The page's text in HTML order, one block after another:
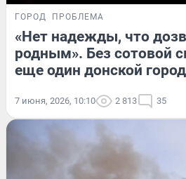
ГОРОД ПРОБЛЕМА
«Нет надежды, что
родным». Без сотовой
еще один донской город
7 июня, 2026, 10:10 2 813 35